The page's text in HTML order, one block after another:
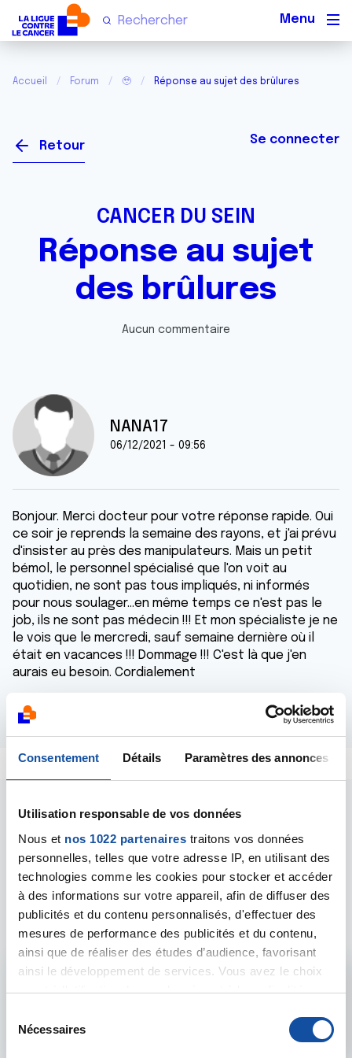
Consentement Détails Paramètres des annonces
Utilisation responsable de vos données
Nous et nos 1022 partenaires traitons vos données
personnelles, telles que votre adresse IP, en utilisant des
technologies comme les cookies pour stocker et accéder
à des informations sur votre appareil, afin de diffuser des
publicités et du contenu personnalisés, d'effectuer des
mesures de performance des publicités et du contenu,
ainsi que de réaliser des études d’audience, favorisant
ainsi le développement de services. Vous avez le choix
quant à l'utilisation de vos données et à leurs finalités.
tout moment en consultant la Déclaration relative aux
cookies ou en cliquant sur l'icône de confidentialité.
Nécessaires
Accueil Forum 🥹 Réponse au sujet des brûlures
Retour Se connecter
CANCER DU SEIN
Réponse au sujet
des brûlures
Aucun commentaire
NANA17
06/12/2021 - 09:56
Bonjour. Merci docteur pour votre réponse rapide. Oui
ce soir je reprends la semaine des rayons, et j'ai prévu
d'insister au près des manipulateurs. Mais un petit
bémol, le personnel spécialisé que l'on voit au
quotidien, ne sont pas tous impliqués, ni informés
pour nous soulager...en même temps ce n'est pas le
job, ils ne sont pas médecin !!! Et mon spécialiste je ne
le vois que le mercredi, sauf semaine dernière où il
était en vacances !!! Dommage !!! C'est là que j'en
aurais eu besoin. Cordialement
Répondre
Les intervenants du
forum
Admin forum